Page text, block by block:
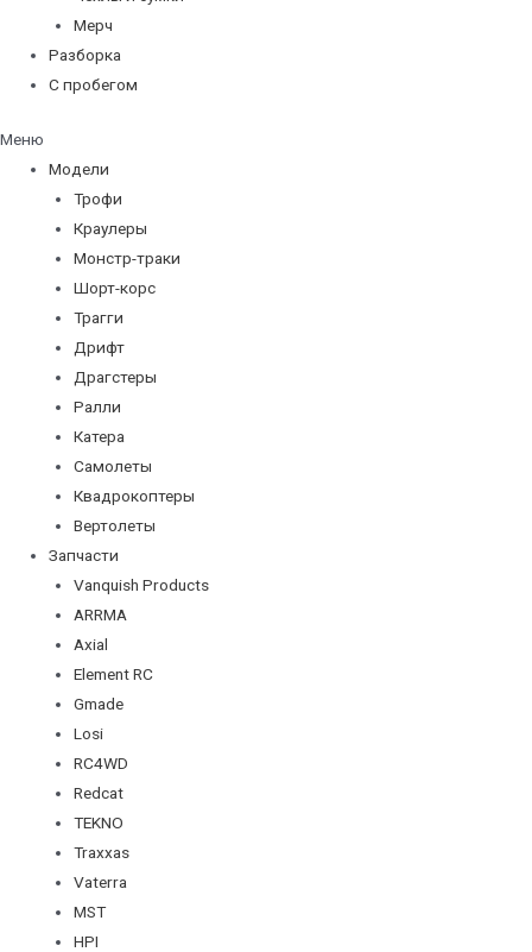
Мерч
Разборка
С пробегом
Меню
Модели
Трофи
Краулеры
Монстр-траки
Шорт-корс
Трагги
Дрифт
Драгстеры
Ралли
Катера
Самолеты
Квадрокоптеры
Вертолеты
Запчасти
Vanquish Products
ARRMA
Axial
Element RC
Gmade
Losi
RC4WD
Redcat
TEKNO
Traxxas
Vaterra
MST
HPI